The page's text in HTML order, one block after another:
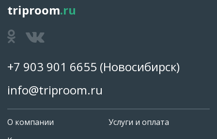
triproom.ru
+7 903 901 6655 (Новосибирск)
info@triproom.ru
О компании
Услуги и оплата